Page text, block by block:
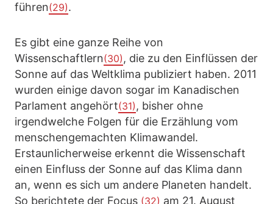
führen(29).
Es gibt eine ganze Reihe von
Wissenschaftlern(30) , die zu den Einflüssen der
Sonne auf das Weltklima publiziert haben. 2011
wurden einige davon sogar im Kanadischen
Parlament angehört(31) , bisher ohne
irgendwelche Folgen für die Erzählung vom
menschengemachten Klimawandel.
Erstaunlicherweise erkennt die Wissenschaft
einen Einfluss der Sonne auf das Klima dann
an, wenn es sich um andere Planeten handelt.
So berichtete der Focus (32) am 21. August